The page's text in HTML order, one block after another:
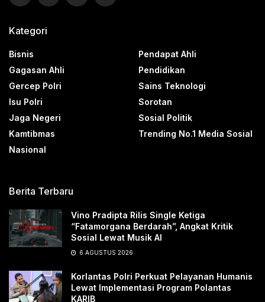
Kategori
Bisnis
Gagasan Ahli
Gercep Polri
Isu Polri
Jaga Negeri
Kamtibmas
Nasional
Pendapat Ahli
Pendidikan
Sains Teknologi
Sorotan
Sosial Politik
Trending No.1 Media Sosial
Berita Terbaru
Vino Pradipta Rilis Single Ketiga
“Fatamorgana Berdarah”, Angkat Kritik
Sosial Lewat Musik AI
6 AGUSTUS 2026
Korlantas Polri Perkuat Pelayanan Humanis
Lewat Implementasi Program Polantas
KARIB